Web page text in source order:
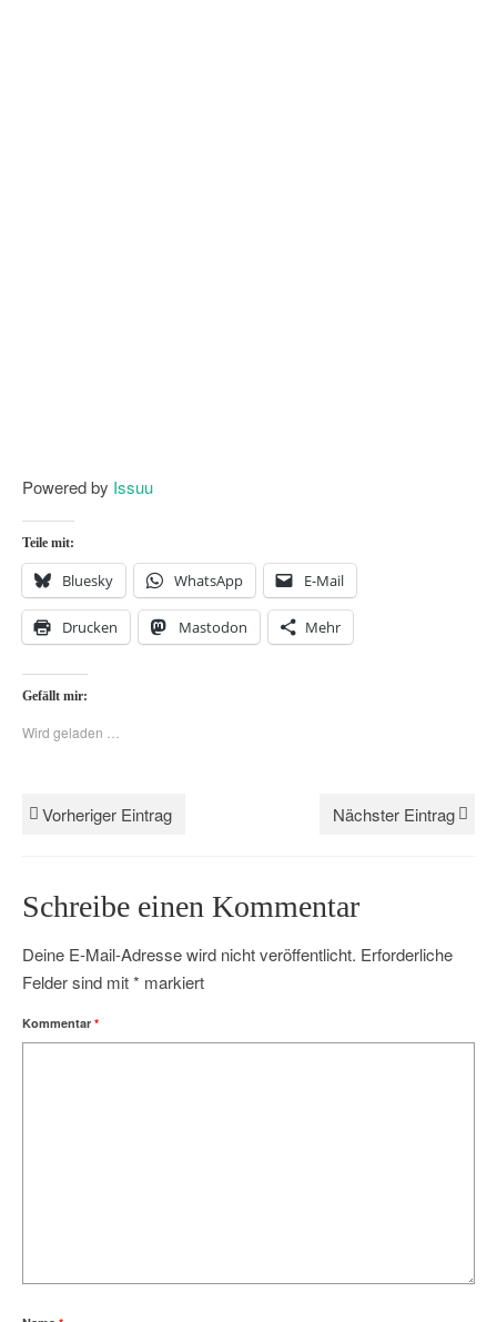
Powered by Issuu
Teile mit:
Bluesky WhatsApp E-Mail
Drucken Mastodon Mehr
Gefällt mir:
Wird geladen …
Vorheriger Eintrag Nächster Eintrag
Schreibe einen Kommentar
Deine E-Mail-Adresse wird nicht veröffentlicht. Erforderliche
Felder sind mit* markiert
Kommentar *